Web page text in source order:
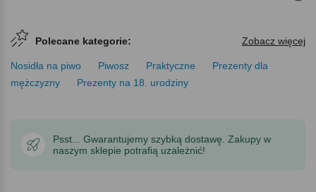
Polecane kategorie: Zobacz więcej
Nosidła na piwo Piwosz Praktyczne
Prezenty dla
mężczyzny
Prezenty na 18. urodziny
Psst... Gwarantujemy szybką dostawę. Zakupy w
naszym sklepie potrafią uzależnić!